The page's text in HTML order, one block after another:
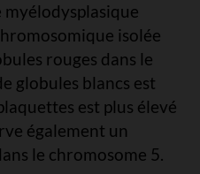
myélodysplasique
isolée
rouges dans le
globules blancs est
est plus élevé
également un
le chromosome 5.